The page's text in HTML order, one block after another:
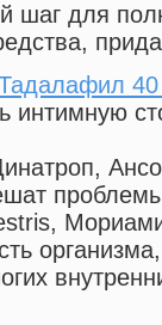
шаг для
40
интимную